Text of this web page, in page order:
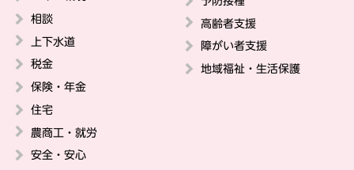
相談
上下水道
税金
保険・年金
住宅
農商工・就労
安全・安心
高齢者支援
障がい者支援
地域福祉・生活保護